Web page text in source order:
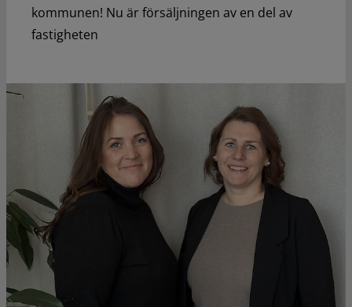
kommunen! Nu är försäljningen av en del av
fastigheten